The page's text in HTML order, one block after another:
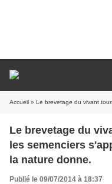
Accueil » Le brevetage du vivant tourne à
Le brevetage du
les semenciers
la nature donne.
Publié le 09/07/2014 à 18:37